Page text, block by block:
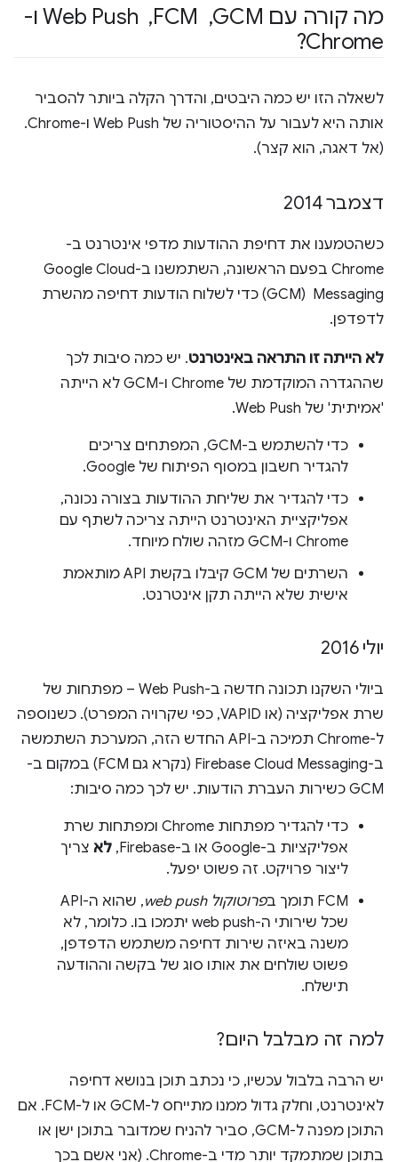
מה קורה עם GCM ,
,
‏ Web Push ו-
Chrome?
לשאלה הזו יש כמה היבטים, והדרך הקלה ביותר להסביר
אותה היא לעבור על ההיסטוריה של Web Push ו-Chrome.
(אל דאגה, הוא קצר).
דצמבר 2014
כשהטמענו את דחיפת ההודעות מדפי אינטרנט ב-
Chrome בפעם הראשונה, השתמשנו ב-Google Cloud
Messaging ‏ (GCM) כדי לשלוח הודעות דחיפה מהשרת
לדפדפן.
לא הייתה זו התראה באינטרנט. יש כמה סיבות לכך
שההגדרה המוקדמת של Chrome ו-GCM לא הייתה
'אמיתית' של Web Push.
כדי להשתמש ב-GCM, המפתחים צריכים
להגדיר חשבון במסוף הפיתוח של Google.
כדי להגדיר את שליחת ההודעות בצורה נכונה,
אפליקציית האינטרנט הייתה צריכה לשתף עם
Chrome ו-GCM מזהה שולח מיוחד.
השרתים של GCM קיבלו בקשת API מותאמת
אישית שלא הייתה תקן אינטרנט.
יולי 2016
ביולי השקנו תכונה חדשה ב-Web Push – מפתחות של
שרת אפליקציה (או VAPID, כפי שקרויה המפרט). כשנוספה
ל-Chrome תמיכה ב-API החדש הזה, המערכת השתמשה
ב-Firebase Cloud Messaging (נקרא גם FCM) במקום ב-
GCM כשירות העברת הודעות. יש לכך כמה סיבות:
כדי להגדיר מפתחות Chrome ומפתחות שרת
אפליקציות ב-Google או ב-Firebase,
לא צריך
ליצור פרויקט. זה פשוט יפעל.
פרוטוקול web push
, שהוא ה-API
שכל שירותי ה-web push יתמכו בו. כלומר, לא
משנה באיזה שירות דחיפה משתמש הדפדפן,
פשוט שולחים את אותו סוג של בקשה וההודעה
תישלח.
למה זה מבלבל היום?
יש הרבה בלבול עכשיו, כי נכתב תוכן בנושא דחיפה
לאינטרנט, וחלק גדול ממנו מתייחס ל-GCM או ל-FCM. אם
התוכן מפנה ל-GCM, סביר להניח שמדובר בתוכן ישן או
בתוכן שמתמקד יותר מדי ב-Chrome. (אני אשם בכך